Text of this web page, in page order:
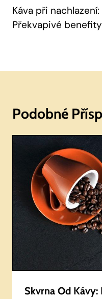
Pro
Příspěvek
Káva při nachlazení:
Překvapivé
Podobné
Skvrna Od Kávy: